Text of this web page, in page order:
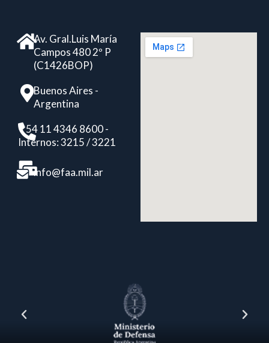
Av. Gral.Luis María
Campos 480 2º P
(C1426BOP)
Buenos Aires -
Argentina
+ 54 11 4346 8600 -
Internos: 3215 / 3221
info@faa.mil.ar